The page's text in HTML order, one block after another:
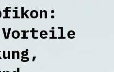
Vorteile